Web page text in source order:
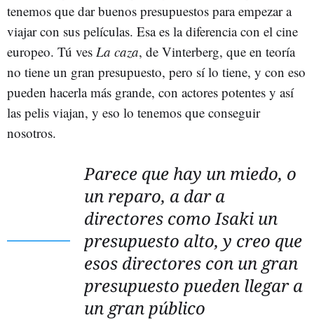
tenemos que dar buenos presupuestos para empezar a
viajar con sus películas. Esa es la diferencia con el cine
europeo. Tú ves La caza, de Vinterberg, que en teoría
no tiene un gran presupuesto, pero sí lo tiene, y con eso
pueden hacerla más grande, con actores potentes y así
las pelis viajan, y eso lo tenemos que conseguir
nosotros.
Parece que hay un miedo, o
un reparo, a dar a
directores como Isaki un
presupuesto alto, y creo que
esos directores con un gran
presupuesto pueden llegar a
un gran público